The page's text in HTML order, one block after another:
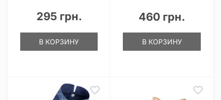
295 грн.
В КОРЗИНУ
460 грн.
В КОРЗИНУ